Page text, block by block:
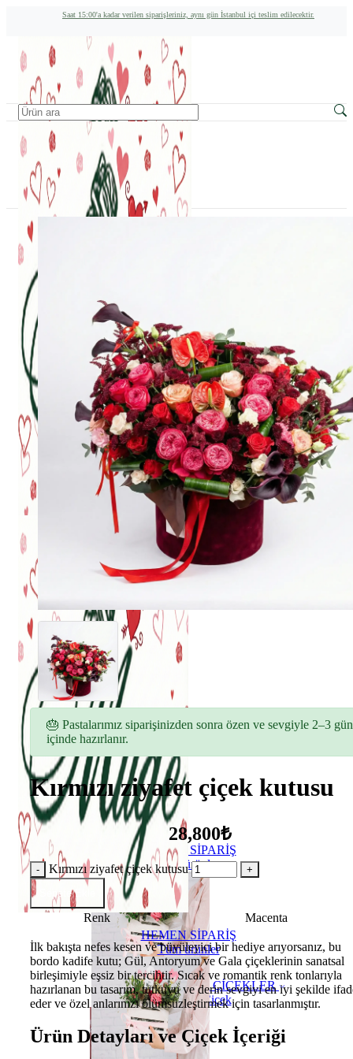
Saat 15:00'a kadar verilen siparişleriniz, aynı gün İstanbul içi teslim edilecektir.
HEMEN SİPARİŞ
Tüm ürünler
ÇİÇEKLER
Buket Çiçek
HEMEN SİPARİŞ
Tüm ürünler
🎂 Pastalarımız siparişinizden sonra özen ve sevgiyle 2–3 gün
içinde hazırlanır.
Kırmızı ziyafet çiçek kutusu
28,800₺
Kırmızı ziyafet çiçek kutusu
Sepete Ekle
Renk Macenta
İlk bakışta nefes kesen ve büyüleyici bir hediye arıyorsanız, bu
bordo kadife kutu; Gül, Antoryum ve Gala çiçeklerinin sanatsal
birleşimiyle eşsiz bir tercihtir. Sıcak ve romantik renk tonlarıyla
hazırlanan bu tasarım, tutkuyu ve derin sevgiyi en iyi şekilde
eder ve özel anlarınızı ölümsüzleştirmek için tasarlanmıştır.
Ürün Detayları ve Çiçek İçeriği